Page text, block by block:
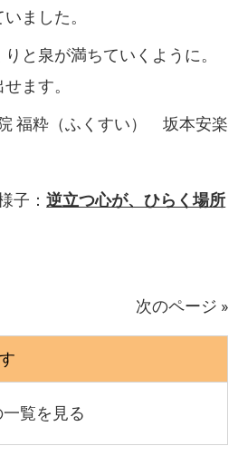
ました。
と泉が満ちていくように。
ます。
福粋（ふくすい） 坂本安楽
子：逆立つ心が、ひらく場所
次のページ »
覧を見る